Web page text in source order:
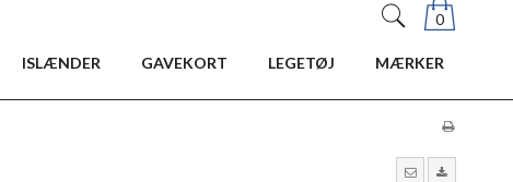
0
ISLÆNDER GAVEKORT LEGETØJ MÆRKER